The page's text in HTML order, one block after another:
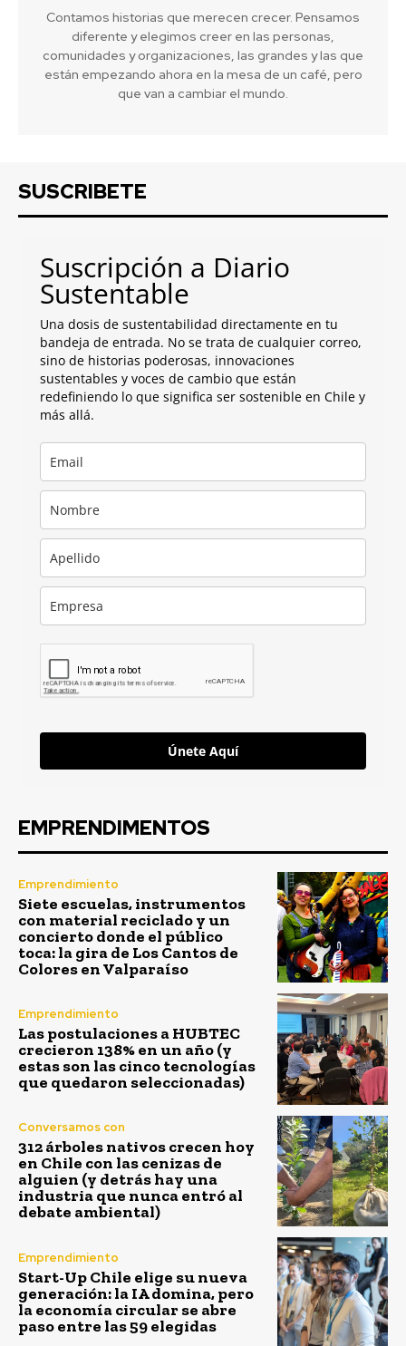
Contamos historias que merecen crecer. Pensamos
diferente y elegimos creer en las personas,
comunidades y organizaciones, las grandes y las que
están empezando ahora en la mesa de un café, pero
que van a cambiar el mundo.
SUSCRIBETE
Suscripción a Diario
Sustentable
Una dosis de sustentabilidad directamente en tu
bandeja de entrada. No se trata de cualquier correo,
sino de historias poderosas, innovaciones
sustentables y voces de cambio que están
redefiniendo lo que significa ser sostenible en Chile y
más allá.
Únete Aquí
EMPRENDIMENTOS
Emprendimiento
Siete escuelas, instrumentos
con material reciclado y un
concierto donde el público
toca: la gira de Los Cantos de
Colores en Valparaíso
Emprendimiento
Las postulaciones a HUBTEC
crecieron 138% en un año (y
estas son las cinco tecnologías
que quedaron seleccionadas)
Conversamos con
312 árboles nativos crecen hoy
en Chile con las cenizas de
alguien (y detrás hay una
industria que nunca entró al
debate ambiental)
Emprendimiento
Start-Up Chile elige su nueva
generación: la IA domina, pero
la economía circular se abre
paso entre las 59 elegidas